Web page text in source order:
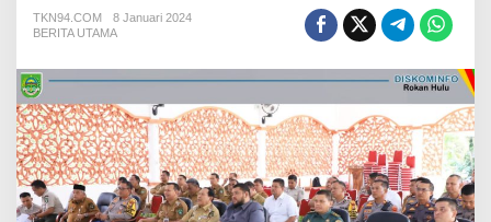
t
R
o
h
u
l
:
TKN94.COM
8 Januari 2024
BERITA UTAMA